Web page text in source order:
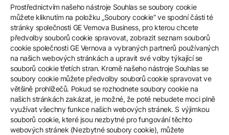
Prostřednictvím našeho nástroje Souhlas se soubory cookie
můžete kliknutím na položku „Soubory cookie“ ve spodní části té
stránky společnosti GE Vernova Business, pro kterou chcete
předvolby souborů cookie spravovat, zobrazit seznam souborů
cookie společnosti GE Vernova a vybraných partnerů používaných
na našich webových stránkách a upravit své volby týkající se
souborů cookie třetích stran. Kromě našeho nástroje Souhlas se
soubory cookie můžete předvolby souborů cookie spravovat ve
většině prohlížečů. Pokud se rozhodnete soubory cookie na
našich stránkách zakázat, je možné, že poté nebudete moci plně
využívat všechny funkce našich webových stránek. S výjimkou
souborů cookie, které jsou nezbytné pro fungování těchto
webových stránek (Nezbytné soubory cookie), můžete